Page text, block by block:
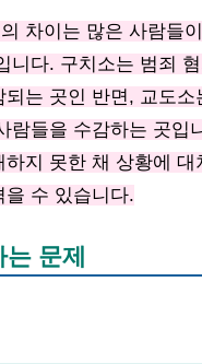
차이는 많은 사람들
니다. 구치소는 범죄
되는 곳인 반면, 교도소
람들을 수감하는 곳입
하지 못한 채 상황에 대
을 수 있습니다.
문제